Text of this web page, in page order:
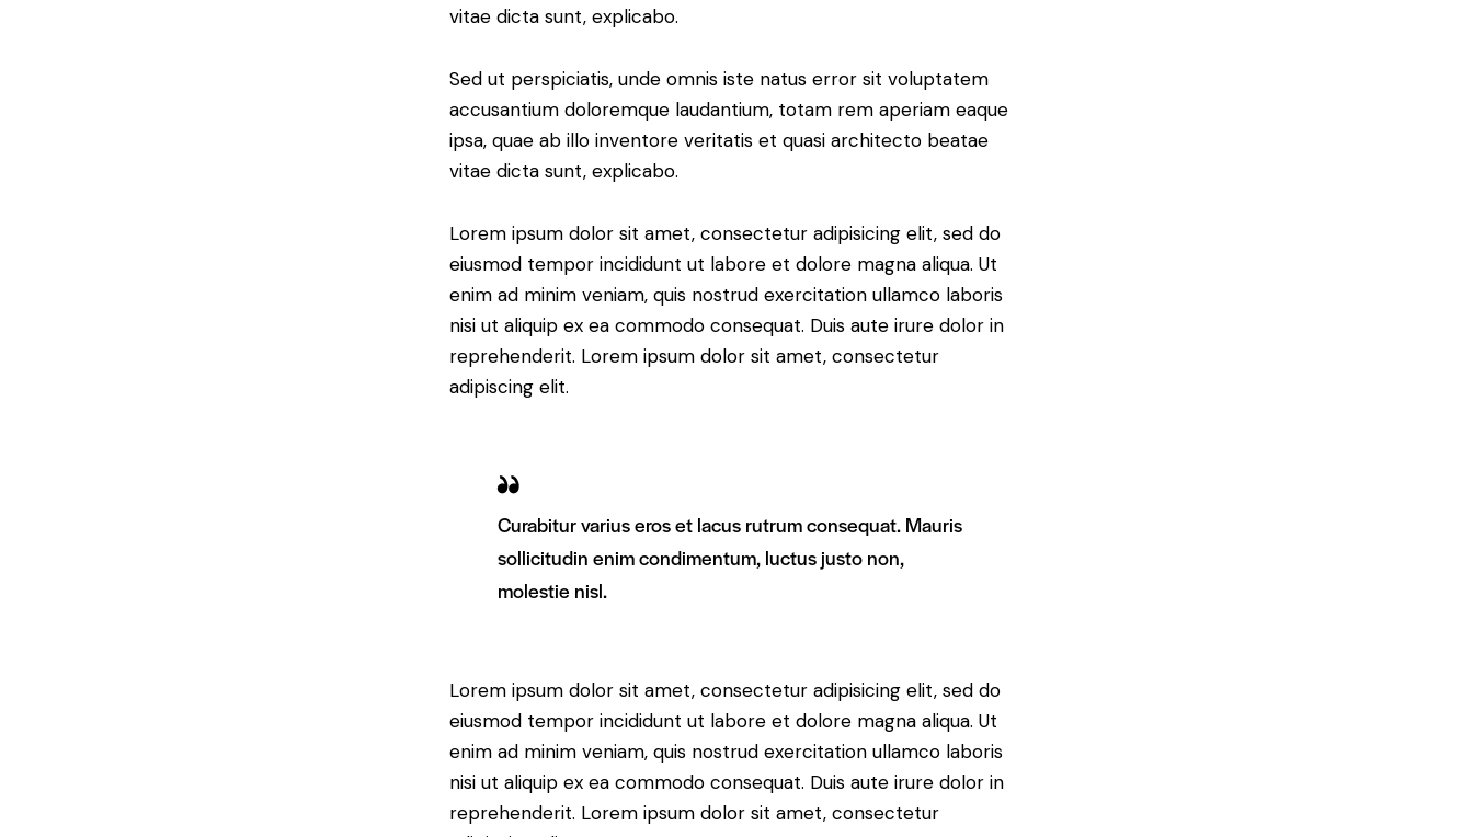
vitae dicta sunt, explicabo.
Sed ut perspiciatis, unde omnis iste natus error sit voluptatem
accusantium doloremque laudantium, totam rem aperiam eaque
ipsa, quae ab illo inventore veritatis et quasi architecto beatae
vitae dicta sunt, explicabo.
Lorem ipsum dolor sit amet, consectetur adipisicing elit, sed do
eiusmod tempor incididunt ut labore et dolore magna aliqua. Ut
enim ad minim veniam, quis nostrud exercitation ullamco laboris
nisi ut aliquip ex ea commodo consequat. Duis aute irure dolor in
reprehenderit. Lorem ipsum dolor sit amet, consectetur
adipiscing elit.
Curabitur varius eros et lacus rutrum consequat. Mauris
sollicitudin enim condimentum, luctus justo non,
molestie nisl.
Lorem ipsum dolor sit amet, consectetur adipisicing elit, sed do
eiusmod tempor incididunt ut labore et dolore magna aliqua. Ut
enim ad minim veniam, quis nostrud exercitation ullamco laboris
nisi ut aliquip ex ea commodo consequat. Duis aute irure dolor in
reprehenderit. Lorem ipsum dolor sit amet, consectetur